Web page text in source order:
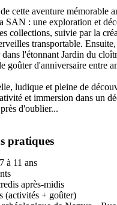
cette aventure mémorable
SAN : une exploration et
collections, suivie par la
transportable.
dans l'étonnant Jardin du
goûter d'anniversaire entre
ludique et pleine de
et immersion dans un
d'oublier...
pratiques
à 11 ans
après-midis
(activités + goûter)